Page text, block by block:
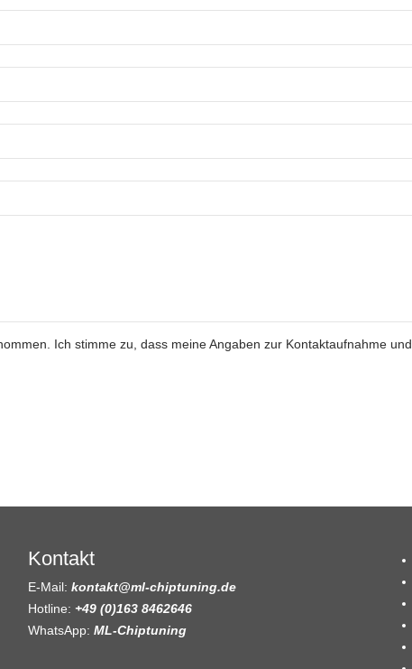
Ich stimme zu, dass meine Angaben zur Kontaktaufnahme und
Kontakt
E-Mail: kontakt@ml-chiptuning.de
Hotline: +49 (0)163 8462646
WhatsApp: ML-Chiptuning